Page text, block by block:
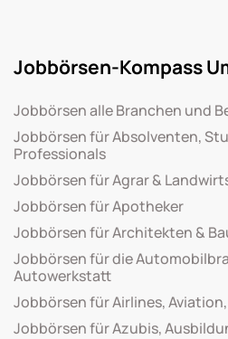
Jobbörsen-Kompass
Jobbörsen alle Branchen und
Jobbörsen für Absolventen,
Professionals
Jobbörsen für Agrar &
Jobbörsen für Apotheker
Jobbörsen für Architekten &
Jobbörsen für die
Autowerkstatt
Jobbörsen für Airlines,
Jobbörsen für Azubis,